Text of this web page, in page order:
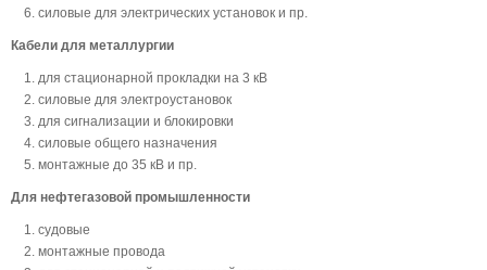
силовые для электрических установок и пр.
Кабели для металлургии
для стационарной прокладки на 3 кВ
силовые для электроустановок
для сигнализации и блокировки
силовые общего назначения
монтажные до 35 кВ и пр.
Для нефтегазовой промышленности
судовые
монтажные провода